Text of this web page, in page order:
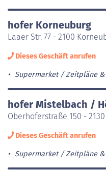
hofer Korneuburg
Laaer Str. 77 - 2100
Dieses Geschäft anrufen
Supermarket Zeitpläne &
hofer Mistelbach /
Oberhoferstraße 150 -
Dieses Geschäft anrufen
Supermarket Zeitpläne &